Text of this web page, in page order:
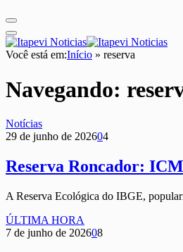
Você está em:Início » reserva
Navegando:
Notícias
29 de junho de 202604
Reserva Roncador:
A Reserva Ecológica do IBGE,
ÚLTIMA HORA
7 de junho de 202608